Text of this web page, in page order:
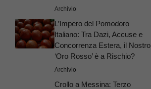
Archivio
L’Impero del Pomodoro
Italiano: Tra Dazi, Accuse e
Concorrenza Estera, il Nostro
‘Oro Rosso’ è a Rischio?
Archivio
Crollo a Messina: Terzo